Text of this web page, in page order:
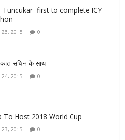
Tundukar- first to complete ICY
23, 2015 0
सचिन के साथ
24, 2015 0
To Host 2018 World Cup
23, 2015 0